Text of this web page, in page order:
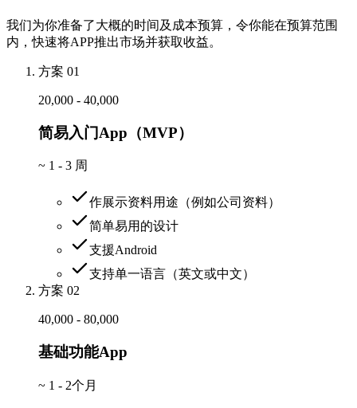
我们为你准备了大概的时间及成本预算，令你能在预算范围
内，快速将APP推出市场并获取收益。
方案 01
20,000 - 40,000
简易入门App（MVP）
~ 1 - 3 周
作展示资料用途（例如公司资料）
简单易用的设计
支援Android
支持单一语言（英文或中文）
方案 02
40,000 - 80,000
基础功能App
~ 1 - 2个月